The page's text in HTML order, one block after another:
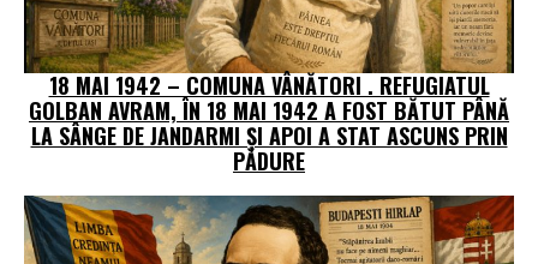
18 MAI 1942 – COMUNA VÂNĂTORI . REFUGIATUL
GOLBAN AVRAM, ÎN 18 MAI 1942 A FOST BĂTUT PÂNĂ
LA SÂNGE DE JANDARMI ŞI APOI A STAT ASCUNS PRIN
PĂDURE